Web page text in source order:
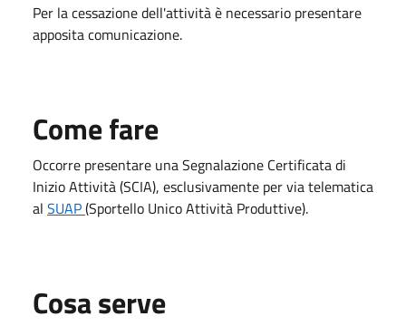
Per la cessazione dell'attività è necessario presentare
apposita comunicazione.
Come fare
Occorre presentare una Segnalazione Certificata di
Inizio Attività (SCIA), esclusivamente per via telematica
al SUAP(Sportello Unico Attività Produttive).
Cosa serve